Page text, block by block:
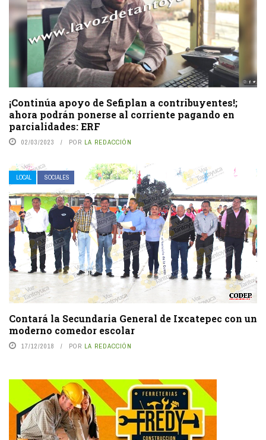
¡Continúa apoyo de Sefiplan a contribuyentes!;
ahora podrán ponerse al corriente pagando en
parcialidades: ERF
02/03/2023 POR LA REDACCIÓN
LOCAL SOCIALES
Contará la Secundaria General de Ixcatepec con un
moderno comedor escolar
17/12/2018 POR LA REDACCIÓN